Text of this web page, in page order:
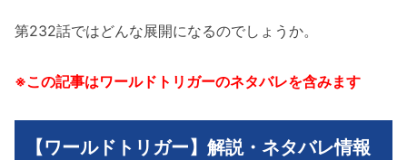
第232話ではどんな展開になるのでしょうか。
※この記事はワールドトリガーのネタバレを含みます
【ワールドトリガー】解説・ネタバレ情報